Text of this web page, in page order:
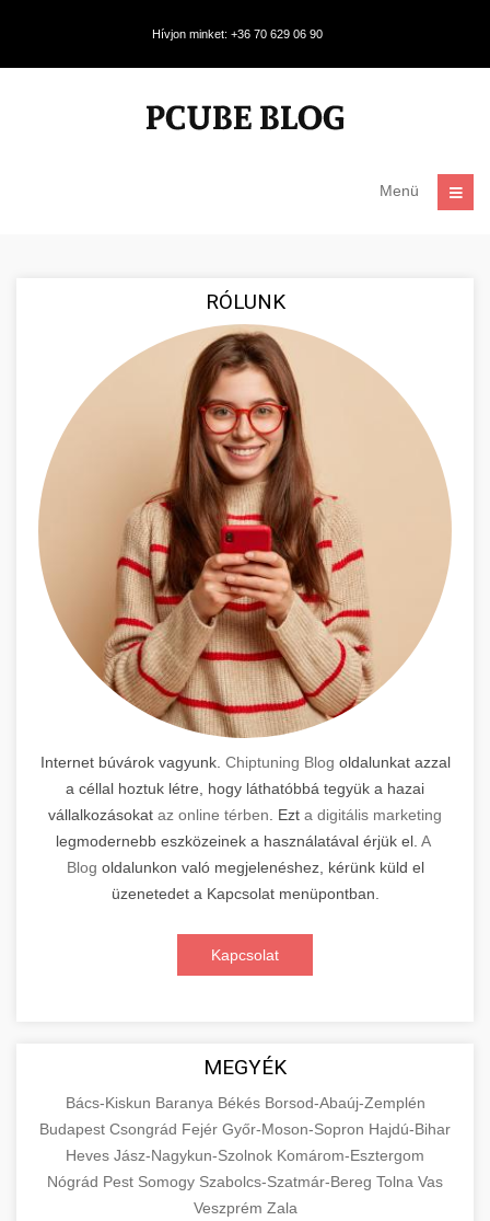
Hívjon minket: +36 70 629 06 90
Menü
RÓLUNK
Internet búvárok vagyunk. Chiptuning Blog oldalunkat azzal
a céllal hoztuk létre, hogy láthatóbbá tegyük a hazai
vállalkozásokat az online térben . Ezt a digitális marketing
legmodernebb eszközeinek a használatával érjük el. A
Blog oldalunkon való megjelenéshez, kérünk küld el
üzenetedet a Kapcsolat menüpontban.
Kapcsolat
MEGYÉK
Bács-Kiskun Baranya Békés Borsod-Abaúj-Zemplén
Budapest Csongrád Fejér Győr-Moson-Sopron Hajdú-Bihar
Heves Jász-Nagykun-Szolnok Komárom-Esztergom
Nógrád Pest Somogy Szabolcs-Szatmár-Bereg Tolna Vas
Veszprém Zala